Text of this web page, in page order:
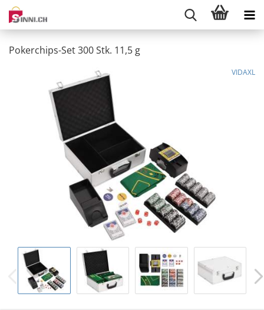
Pokerchips-Set 300 Stk. 11,5 g
VIDAXL